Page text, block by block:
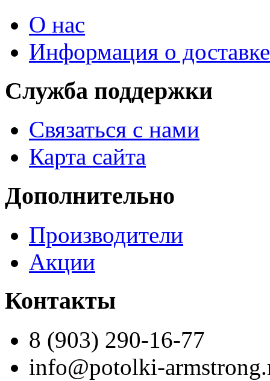
О нас
Информация о доставке
Служба поддержки
Связаться с нами
Карта сайта
Дополнительно
Производители
Акции
Контакты
8 (903) 290-16-77
info@potolki-